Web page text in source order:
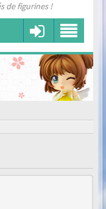
de figurines !